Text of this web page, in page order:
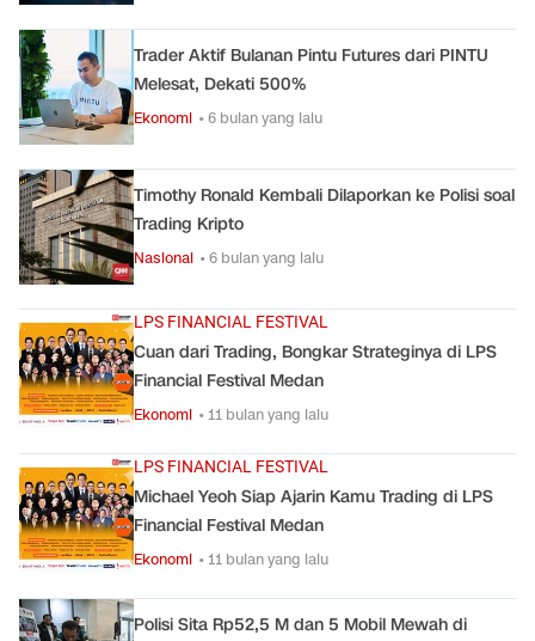
Trader Aktif Bulanan Pintu Futures dari PINTU
Melesat, Dekati 500%
Ekonomi • 6 bulan yang lalu
Timothy Ronald Kembali Dilaporkan ke Polisi soal
Trading Kripto
Nasional • 6 bulan yang lalu
LPS FINANCIAL FESTIVAL
Cuan dari Trading, Bongkar Strateginya di LPS
Financial Festival Medan
Ekonomi • 11 bulan yang lalu
LPS FINANCIAL FESTIVAL
Michael Yeoh Siap Ajarin Kamu Trading di LPS
Financial Festival Medan
Ekonomi • 11 bulan yang lalu
Polisi Sita Rp52,5 M dan 5 Mobil Mewah di